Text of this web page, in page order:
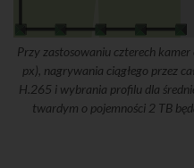
Przy zastosowaniu czterech
px), nagrywania ciągłego przez
H.265 i wybrania profilu dla
twardym o pojemności 2 TB